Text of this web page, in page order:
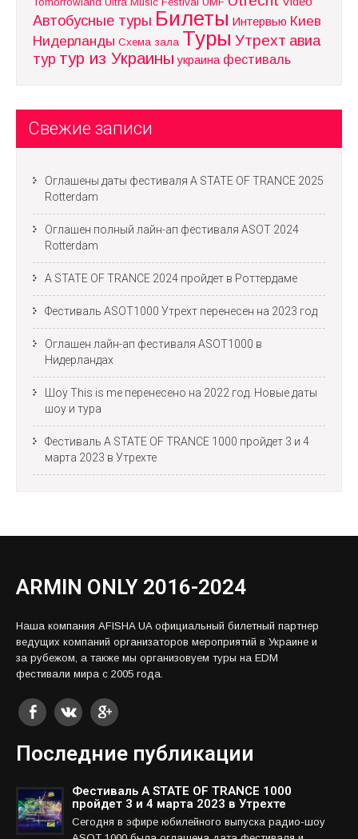
Автобусные туры Билеты Интервью Киев
Нидерланды Схема зала Туры Утрехт авиа
тур тур из Украины украина фестиваль
Свежие записи
Оглашены даты фестиваля A STATE OF TRANCE 2025
Rotterdam
Оглашен полный лайн-ап фестиваля ASOT 2024
Rotterdam
A STATE OF TRANCE 2024 пройдет в Роттердаме
Фестиваль ASOT1000 Утрехт перенесен на 2023 год
Оглашен лайн-ап фестиваля ASOT1000 в
Нидерландах
Шоу This is me перенесено на 2022 год. Новые даты
шоу и тура
Фестиваль A STATE OF TRANCE 1000 пройдет 3 и 4
марта 2023 в Утрехте
ARMIN ONLY 2016-2024
Наша компания AFISHA UA официальный билетный партнер
ведущих компаний организаторов мероприятий в Украине и
за рубежом, а также мы организовуем туры на EDM
фестивали мира с 2005 года.
Последние публикации
Фестиваль A STATE OF TRANCE 1000
пройдет 3 и 4 марта 2023 в Утрехте
Сегодня в эфире юбилейного выпуска радио-шоу